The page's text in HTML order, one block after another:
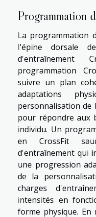
Programmation
La programmation
l'épine dorsale
d'entraînement
programmation
suivre un plan
adaptations
personnalisation
pour répondre aux
individu. Un
en CrossFit
d'entraînement qui
une progression
de la
charges
intensités en
forme physique. En